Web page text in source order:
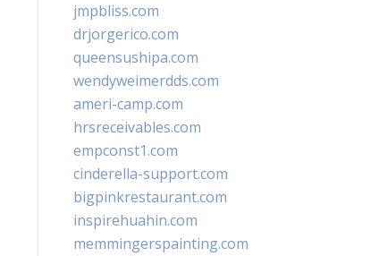
jmpbliss.com
drjorgerico.com
queensushipa.com
wendyweimerdds.com
ameri-camp.com
hrsreceivables.com
empconst1.com
cinderella-support.com
bigpinkrestaurant.com
inspirehuahin.com
memmingerspainting.com